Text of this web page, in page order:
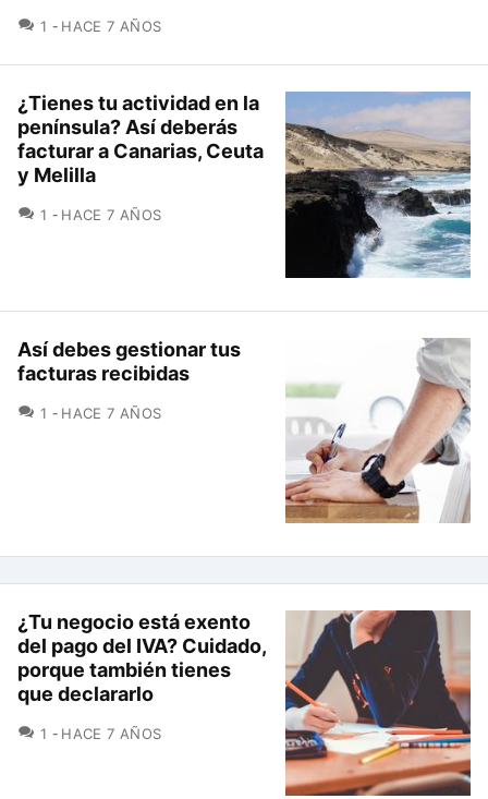
1 COMENTARIOS
HACE 7 AÑOS
¿Tienes tu actividad en la
península? Así deberás
facturar a Canarias, Ceuta
y Melilla
1 COMENTARIOS
HACE 7 AÑOS
Así debes gestionar tus
facturas recibidas
1 COMENTARIOS
HACE 7 AÑOS
¿Tu negocio está exento
del pago del IVA? Cuidado,
porque también tienes
que declararlo
1 COMENTARIOS
HACE 7 AÑOS